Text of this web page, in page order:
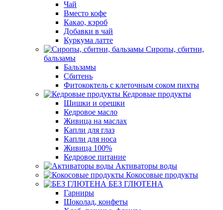
Чай
Вместо кофе
Какао, кэроб
Добавки в чай
Куркума латте
Сиропы, сбитни,
бальзамы
Бальзамы
Сбитень
Фитококтель с клеточным соком пихты
Кедровые продукты
Шишки и орешки
Кедровое масло
Живица на маслах
Капли для глаз
Капли для носа
Живица 100%
Кедровое питание
Активаторы воды
Кокосовые продукты
БЕЗ ГЛЮТЕНА
Гарниры
Шоколад, конфеты